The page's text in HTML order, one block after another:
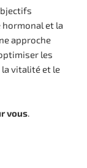
hormonal et la
approche
les
vitalité et le
vous.